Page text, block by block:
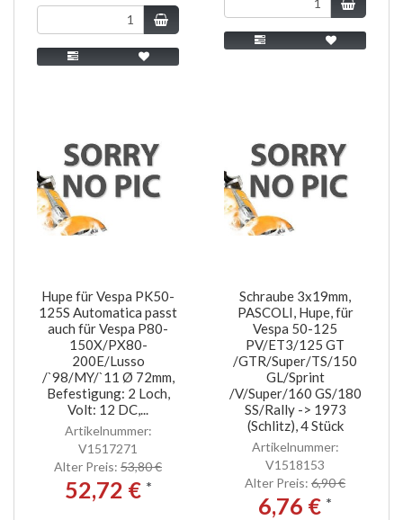
Hupe für Vespa PK50-
125S Automatica passt
auch für Vespa P80-
150X/PX80-
200E/Lusso
/`98/MY/`11 Ø 72mm,
Befestigung: 2 Loch,
Volt: 12 DC,...
Artikelnummer:
V1517271
Alter Preis: 53,80 €
52,72 € *
Schraube 3x19mm,
PASCOLI, Hupe, für
Vespa 50-125
PV/ET3/125 GT
/GTR/Super/TS/150
GL/Sprint
/V/Super/160 GS/180
SS/Rally -> 1973
(Schlitz), 4 Stück
Artikelnummer:
V1518153
Alter Preis: 6,90 €
6,76 € *